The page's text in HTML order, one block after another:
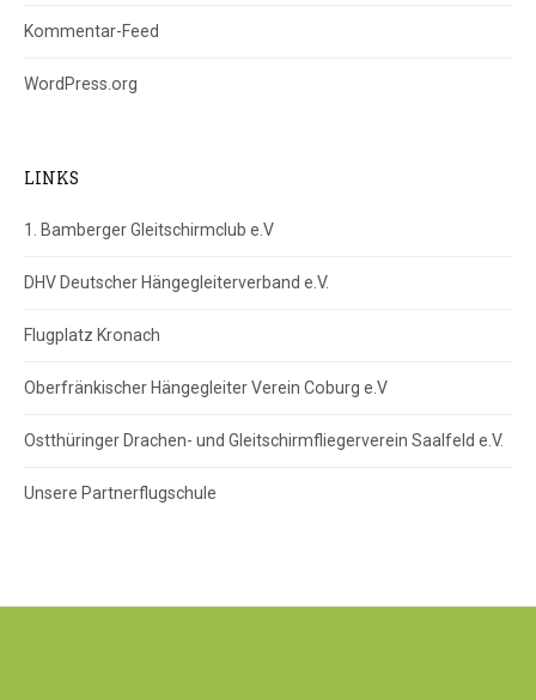
Kommentar-Feed
WordPress.org
LINKS
1. Bamberger Gleitschirmclub e.V
DHV Deutscher Hängegleiterverband e.V.
Flugplatz Kronach
Oberfränkischer Hängegleiter Verein Coburg e.V
Ostthüringer Drachen- und Gleitschirmfliegerverein Saalfeld e.V.
Unsere Partnerflugschule